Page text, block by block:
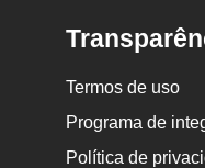
Termos de uso
Programa de
Política de